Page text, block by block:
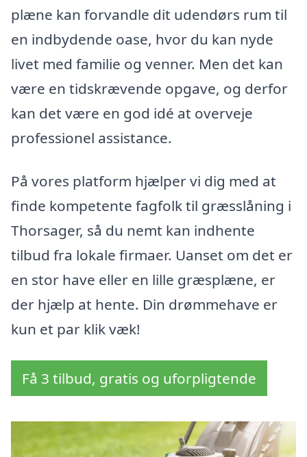
plæne kan forvandle dit udendørs rum til
en indbydende oase, hvor du kan nyde
livet med familie og venner. Men det kan
være en tidskrævende opgave, og derfor
kan det være en god idé at overveje
professionel assistance.
På vores platform hjælper vi dig med at
finde kompetente fagfolk til græsslåning i
Thorsager, så du nemt kan indhente
tilbud fra lokale firmaer. Uanset om det er
en stor have eller en lille græsplæne, er
der hjælp at hente. Din drømmehave er
kun et par klik væk!
Få 3 tilbud, gratis og uforpligtende